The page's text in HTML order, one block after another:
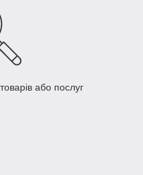
або послуг